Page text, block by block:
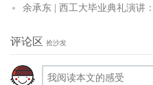
余承东 | 西工大毕业典礼演讲
评论区 抢沙发